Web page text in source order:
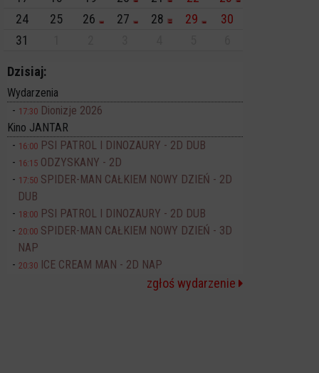
24
25 26 27 28 29
30
31
Dzisiaj:
Wydarzenia
17:30 Dionizje 2026
Kino JANTAR
16:00 PSI PATROL I DINOZAURY - 2D DUB
16:15 ODZYSKANY - 2D
17:50 SPIDER-MAN CAŁKIEM NOWY DZIEŃ - 2D
DUB
18:00 PSI PATROL I DINOZAURY - 2D DUB
20:00 SPIDER-MAN CAŁKIEM NOWY DZIEŃ - 3D
NAP
20:30 ICE CREAM MAN - 2D NAP
zgłoś wydarzenie